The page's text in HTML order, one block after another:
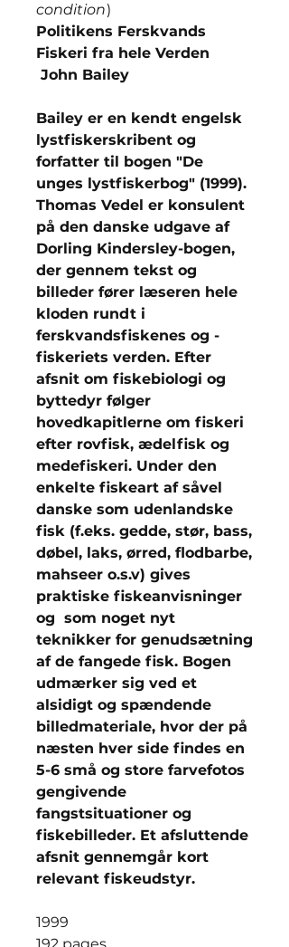
condition)
Politikens Ferskvands
Fiskeri fra hele Verden
John Bailey
Bailey er en kendt engelsk
lystfiskerskribent og
forfatter til bogen "De
unges lystfiskerbog" (1999).
Thomas Vedel er konsulent
på den danske udgave af
Dorling Kindersley-bogen,
der gennem tekst og
billeder fører læseren hele
kloden rundt i
ferskvandsfiskenes og -
fiskeriets verden. Efter
afsnit om fiskebiologi og
byttedyr følger
hovedkapitlerne om fiskeri
efter rovfisk, ædelfisk og
medefiskeri. Under den
enkelte fiskeart af såvel
danske som udenlandske
fisk (f.eks. gedde, stør, bass,
døbel, laks, ørred, flodbarbe,
mahseer o.s.v) gives
praktiske fiskeanvisninger
og  som noget nyt 
teknikker for genudsætning
af de fangede fisk. Bogen
udmærker sig ved et
alsidigt og spændende
billedmateriale, hvor der på
næsten hver side findes en
5-6 små og store farvefotos
gengivende
fangstsituationer og
fiskebilleder. Et afsluttende
afsnit gennemgår kort
relevant fiskeudstyr.
1999